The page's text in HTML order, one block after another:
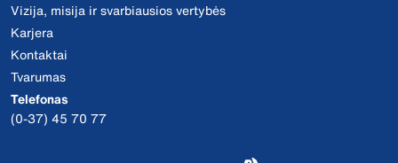
Vizija, misija ir svarbiausios vertybės
Karjera
Kontaktai
Tvarumas
Telefonas
(0-37) 45 70 77